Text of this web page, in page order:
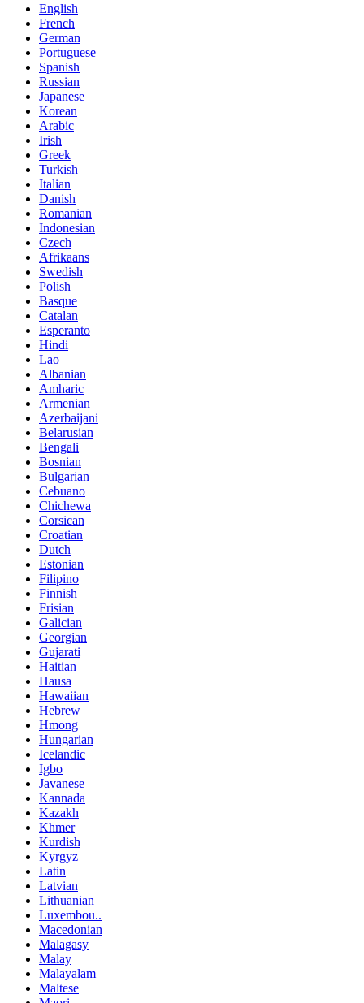
English
French
German
Portuguese
Spanish
Russian
Japanese
Korean
Arabic
Irish
Greek
Turkish
Italian
Danish
Romanian
Indonesian
Czech
Afrikaans
Swedish
Polish
Basque
Catalan
Esperanto
Hindi
Lao
Albanian
Amharic
Armenian
Azerbaijani
Belarusian
Bengali
Bosnian
Bulgarian
Cebuano
Chichewa
Corsican
Croatian
Dutch
Estonian
Filipino
Finnish
Frisian
Galician
Georgian
Gujarati
Haitian
Hausa
Hawaiian
Hebrew
Hmong
Hungarian
Icelandic
Igbo
Javanese
Kannada
Kazakh
Khmer
Kurdish
Kyrgyz
Latin
Latvian
Lithuanian
Luxembou..
Macedonian
Malagasy
Malay
Malayalam
Maltese